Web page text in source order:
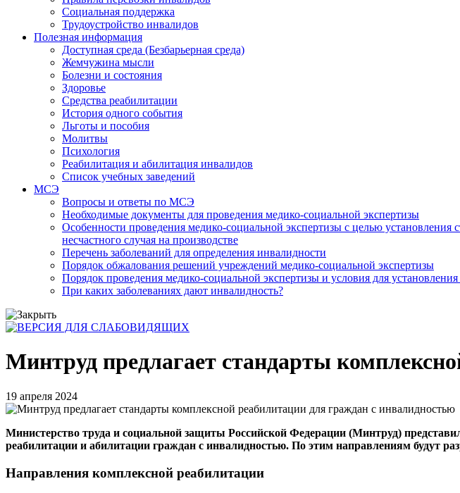
Социальная поддержка
Трудоустройство инвалидов
Полезная информация
Доступная среда (Безбарьерная среда)
Жемчужина мысли
Болезни и состояния
Здоровье
Средства реабилитации
История одного события
Льготы и пособия
Молитвы
Психология
Реабилитация и абилитация инвалидов
Список учебных заведений
МСЭ
Вопросы и ответы по МСЭ
Необходимые документы для проведения медико-социальной экспертизы
Особенности проведения медико-социальной экспертизы с целью установления
несчастного случая на производстве
Перечень заболеваний для определения инвалидности
Порядок обжалования решений учреждений медико-социальной экспертизы
Порядок проведения медико-социальной экспертизы и условия для
При каких заболеваниях дают инвалидность?
Минтруд предлагает стандарты
19 апреля 2024
Министерство труда и социальной защиты Российской Федерации (Минтруд)
реабилитации и абилитации граждан с инвалидностью. По этим направлениям будут
Направления комплексной реабилитации